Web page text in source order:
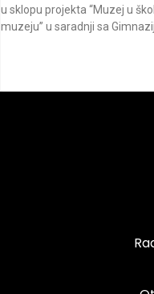
u sklopu projekta “Muzej u
muzeju” u saradnji sa